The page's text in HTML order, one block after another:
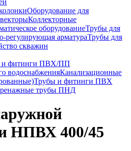
Оборудование для
Коллекторные
оборудованиеТрубы для
регулирующая арматураТрубы для
скважин
и фитинги ПВХ/ПП
водоснабженияКанализационные
Трубы и фитинги ПВХ
трубы ПНД
НПВХ 400/45